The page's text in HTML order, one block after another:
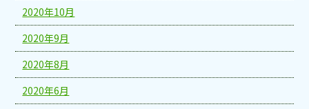
2020年10月
2020年9月
2020年8月
2020年6月